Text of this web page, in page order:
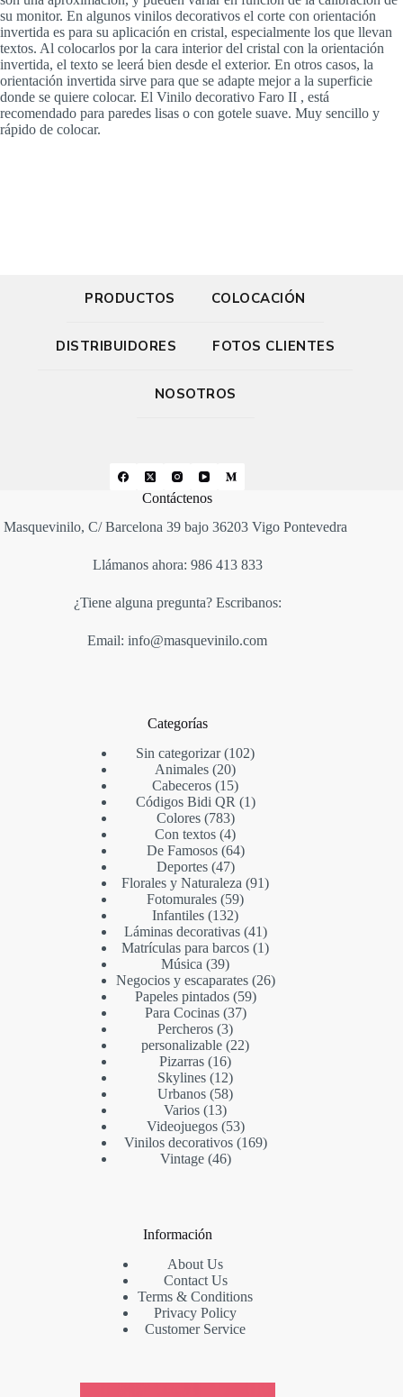
su monitor. En algunos vinilos decorativos el corte con orientación
invertida es para su aplicación en cristal, especialmente los que llevan
textos. Al colocarlos por la cara interior del cristal con la orientación
invertida, el texto se leerá bien desde el exterior. En otros casos, la
orientación invertida sirve para que se adapte mejor a la superficie
donde se quiere colocar. El Vinilo decorativo Faro II , está
recomendado para paredes lisas o con gotele suave. Muy sencillo y
rápido de colocar.
PRODUCTOS COLOCACIÓN
DISTRIBUIDORES FOTOS CLIENTES
NOSOTROS
Contáctenos
Masquevinilo, C/ Barcelona 39 bajo 36203 Vigo Pontevedra
Llámanos ahora: 986 413 833
¿Tiene alguna pregunta? Escribanos:
Email: info@masquevinilo.com
Categorías
Sin categorizar 102
Animales 20
Cabeceros 15
Códigos Bidi QR
1
Colores 783
Con textos 4
De Famosos 64
Deportes 47
Florales y Naturaleza 91
Fotomurales 59
Infantiles 132
Láminas decorativas 41
Matrículas para barcos 1
Música 39
Negocios y escaparates 26
Papeles pintados 59
Para Cocinas 37
Percheros 3
personalizable 22
Pizarras 16
Skylines 12
Urbanos 58
Varios 13
Videojuegos 53
Vinilos decorativos 169
Vintage 46
Información
About Us
Contact Us
Terms & Conditions
Privacy Policy
Customer Service